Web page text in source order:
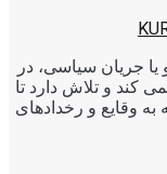
جریان سیاسی، در
کند و تلاش دارد تا
به وقایع و رخدادهای